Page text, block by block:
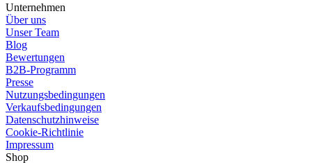
Unternehmen
Über uns
Unser Team
Blog
Bewertungen
B2B-Programm
Presse
Nutzungsbedingungen
Verkaufsbedingungen
Datenschutzhinweise
Cookie-Richtlinie
Impressum
Shop